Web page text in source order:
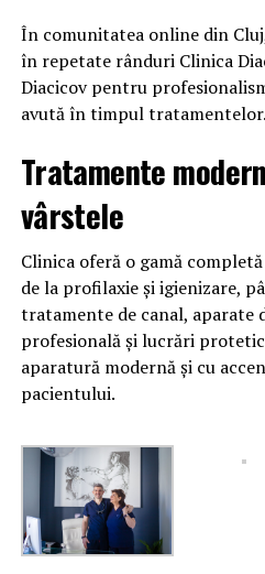
În comunitatea online din
în repetate rânduri Clinica
Diacicov pentru
avută în timpul tratamentelor.
Tratamente
vârstele
Clinica oferă o gamă
de la profilaxie și igienizare,
tratamente de canal, aparate
profesională și lucrări
aparatură modernă și cu
pacientului.